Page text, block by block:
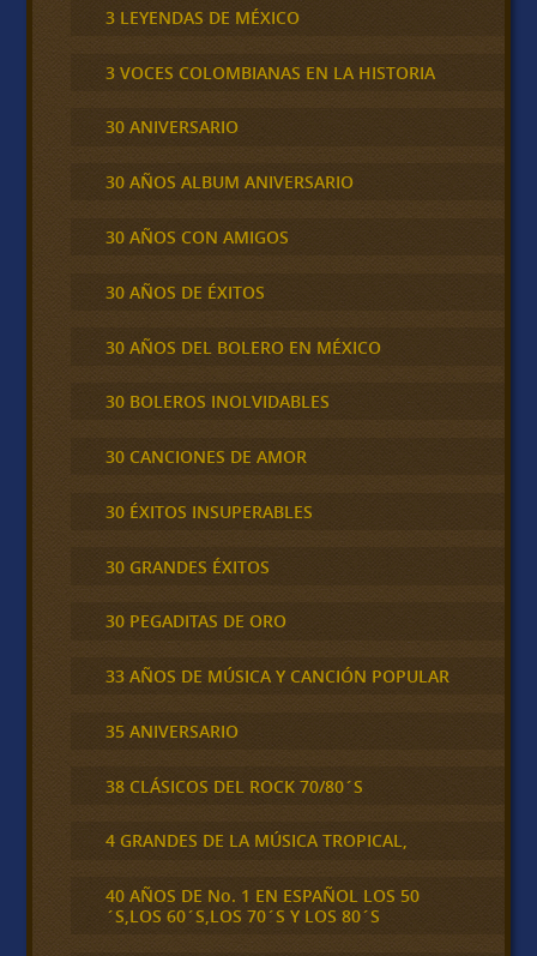
3 LEYENDAS DE MÉXICO
3 VOCES COLOMBIANAS EN LA HISTORIA
30 ANIVERSARIO
30 AÑOS ALBUM ANIVERSARIO
30 AÑOS CON AMIGOS
30 AÑOS DE ÉXITOS
30 AÑOS DEL BOLERO EN MÉXICO
30 BOLEROS INOLVIDABLES
30 CANCIONES DE AMOR
30 ÉXITOS INSUPERABLES
30 GRANDES ÉXITOS
30 PEGADITAS DE ORO
33 AÑOS DE MÚSICA Y CANCIÓN POPULAR
35 ANIVERSARIO
38 CLÁSICOS DEL ROCK 70/80´S
4 GRANDES DE LA MÚSICA TROPICAL,
40 AÑOS DE No. 1 EN ESPAÑOL LOS 50
´S,LOS 60´S,LOS 70´S Y LOS 80´S